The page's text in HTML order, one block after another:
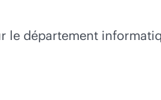
le département